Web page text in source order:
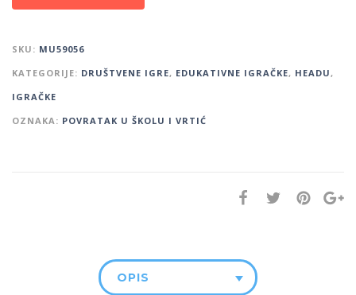
SKU: MU59056
KATEGORIJE: DRUŠTVENE IGRE, EDUKATIVNE IGRAČKE, HEADU,
IGRAČKE
OZNAKA: POVRATAK U ŠKOLU I VRTIĆ
OPIS